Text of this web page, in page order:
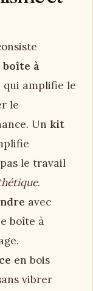
boîte à
qui amplifie le
le
Un kit
le travail
.
avec
boîte à
en bois
vibrer